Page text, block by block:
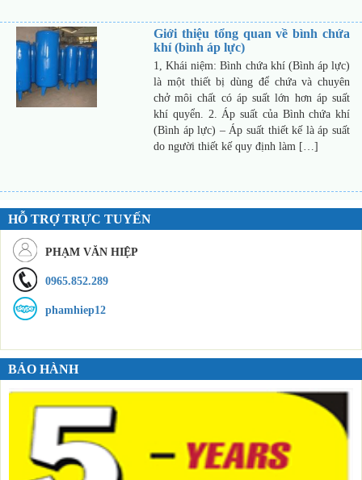
Giới thiệu tổng quan về bình chứa
khí (bình áp lực)
1, Khái niệm: Bình chứa khí (Bình áp lực)
là một thiết bị dùng để chứa và chuyên
chở môi chất có áp suất lớn hơn áp suất
khí quyển. 2. Áp suất của Bình chứa khí
(Bình áp lực) – Áp suất thiết kế là áp suất
do người thiết kế quy định làm […]
HỖ TRỢ TRỰC TUYẾN
PHẠM VĂN HIỆP
0965.852.289
phamhiep12
BẢO HÀNH